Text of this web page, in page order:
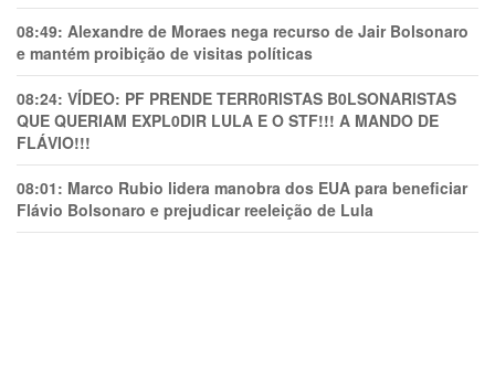
08:49: Alexandre de Moraes nega recurso de Jair Bolsonaro
e mantém proibição de visitas políticas
08:24: VÍDEO: PF PRENDE TERR0RlSTAS B0LSONARlSTAS
QUE QUERIAM EXPL0DlR LULA E O STF!!! A MANDO DE
FLÁVIO!!!
08:01: Marco Rubio lidera manobra dos EUA para beneficiar
Flávio Bolsonaro e prejudicar reeleição de Lula